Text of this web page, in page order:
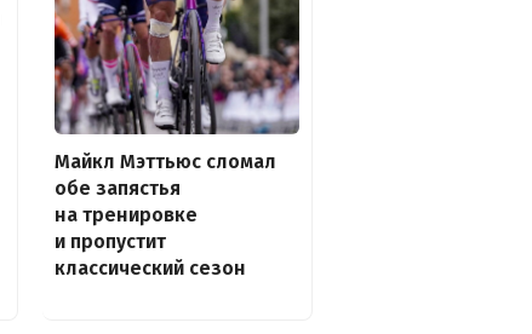
Майкл Мэттьюc сломал
обе запястья
на тренировке
и пропустит
классический сезон